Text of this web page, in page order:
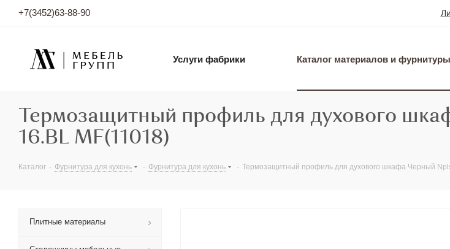
+7(3452)63-88-90
Услуги фабрики Каталог материалов и фурнитуры
Термозащитный профиль для духового
16.BL MF(11018)
Каталог - Фурнитура для кухонь - Фурнитура для кухонь - Термозащитный профиль для духового шкафа Черный
Плитные материалы